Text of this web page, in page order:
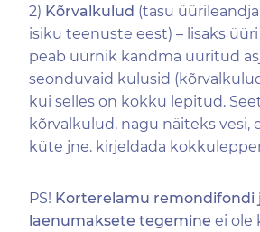
2) Kõrvalkulud (tasu
isiku teenuste eest) – lisaks
peab üürnik kandma üüritud
seonduvaid kulusid
kui selles on kokku lepitud.
kõrvalkulud, nagu näiteks vesi,
küte jne. kirjeldada
PS! Korterelamu remondifondi
laenumaksete tegemine ei ole